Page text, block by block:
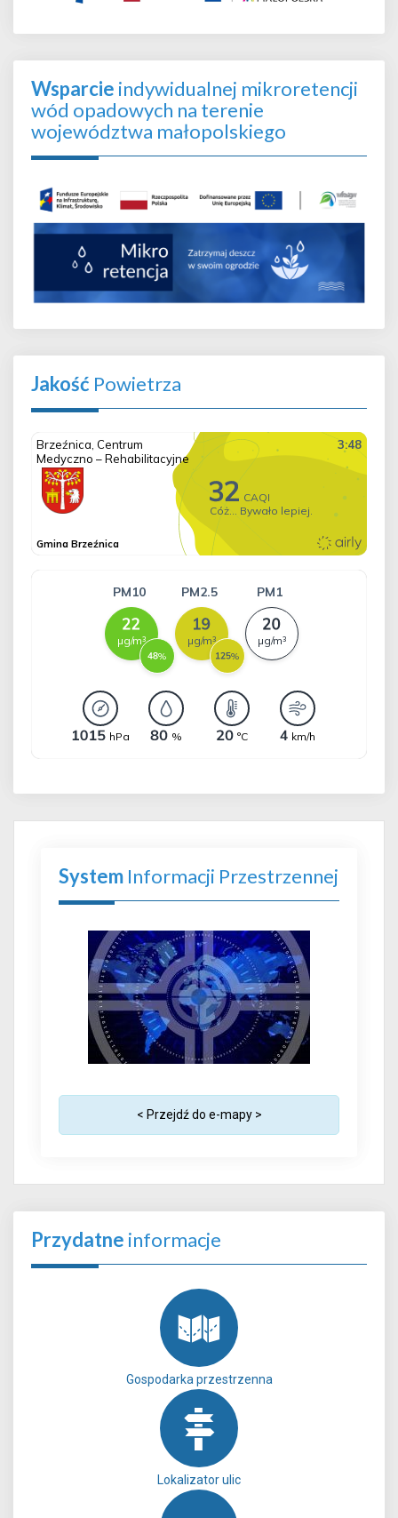
Wsparcie indywidualnej mikroretencji
wód opadowych na terenie
województwa małopolskiego
Jakość Powietrza
System Informacji Przestrzennej
< Przejdź do e-mapy >
Przydatne informacje
Gospodarka przestrzenna
Lokalizator ulic